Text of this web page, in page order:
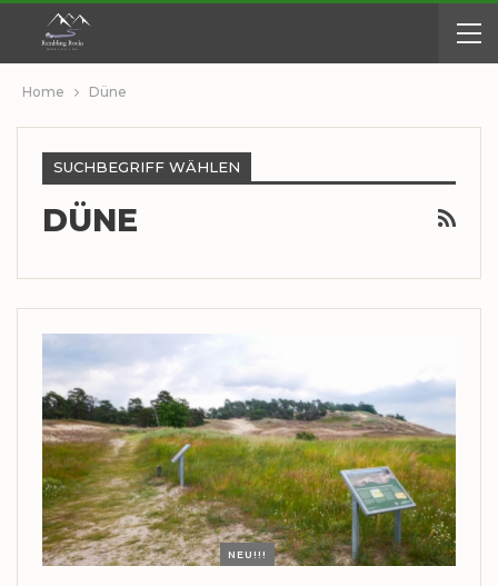
Home Düne
SUCHBEGRIFF WÄHLEN
DÜNE
NEU!!!